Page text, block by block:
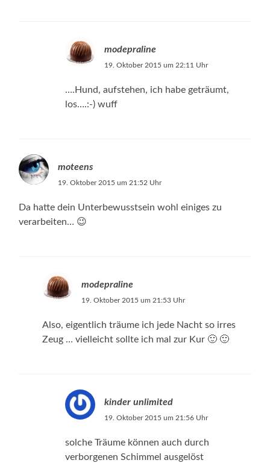
modepraline
19. Oktober 2015 um 22:11 Uhr
….Hund, aufstehen, ich habe geträumt,
los….:-) wuff
moteens
19. Oktober 2015 um 21:52 Uhr
Da hatte dein Unterbewusstsein wohl einiges zu
verarbeiten… 😉
modepraline
19. Oktober 2015 um 21:53 Uhr
Also, eigentlich träume ich jede Nacht so irres
Zeug … vielleicht sollte ich mal zur Kur 🙂 🙂
kinder unlimited
19. Oktober 2015 um 21:56 Uhr
solche Träume können auch durch
verborgenen Schimmel ausgelöst